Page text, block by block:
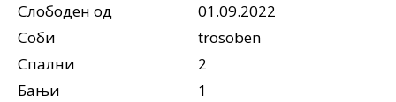
Слободен од
01.09.2022
Соби
trosoben
Спални
2
Бањи
1